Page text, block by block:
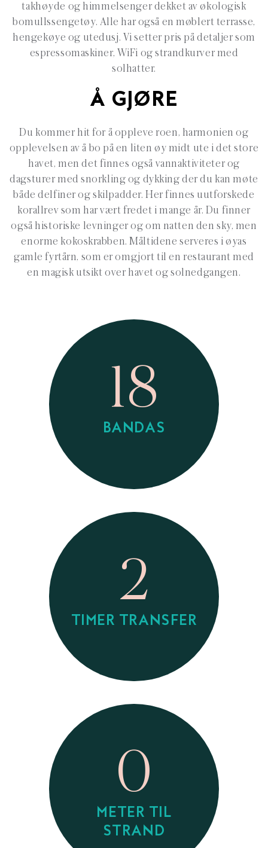
takhøyde og himmelsenger dekket av økologisk
bomullssengetøy. Alle har også en møblert terrasse,
hengekøye og utedusj. Vi setter pris på detaljer som
espressomaskiner, WiFi og strandkurver med
solhatter.
Å GJØRE
Du kommer hit for å oppleve roen, harmonien og
opplevelsen av å bo på en liten øy midt ute i det store
havet, men det finnes også vannaktiviteter og
dagsturer med snorkling og dykking der du kan møte
både delfiner og skilpadder. Her finnes uutforskede
korallrev som har vært fredet i mange år. Du finner
også historiske levninger og om natten den sky, men
enorme kokoskrabben. Måltidene serveres i øyas
gamle fyrtårn, som er omgjort til en restaurant med
en magisk utsikt over havet og solnedgangen.
18
BANDAS
2
TIMER TRANSFER
0
METER TIL
STRAND